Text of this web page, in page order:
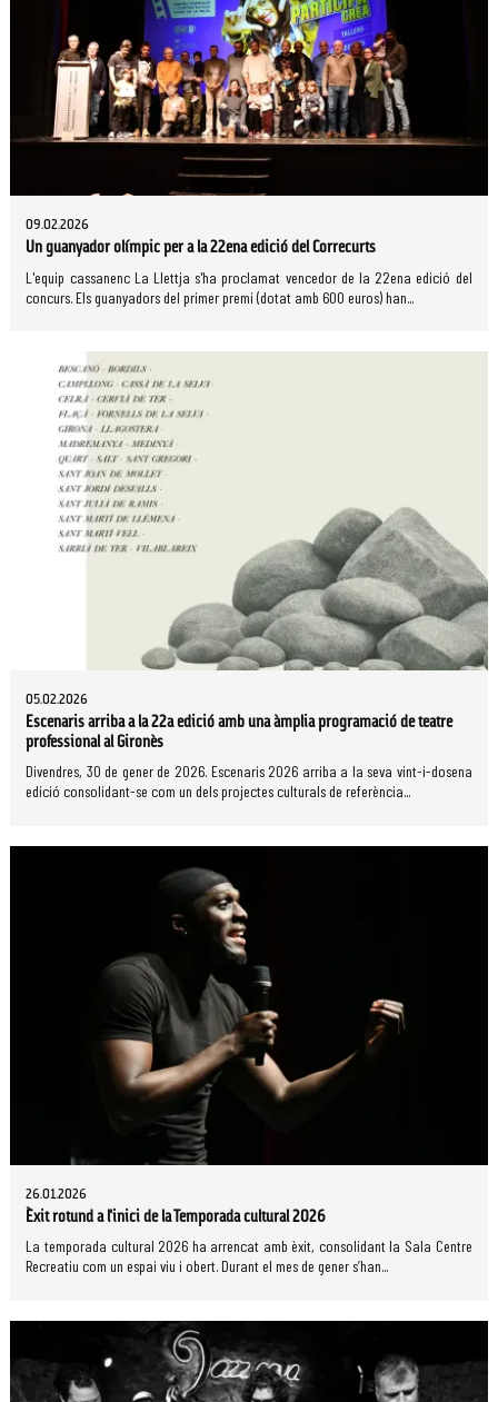
09.02.2026
Un guanyador olímpic per a la 22ena edició del Correcurts
L'equip cassanenc La Llettja s'ha proclamat vencedor de la 22ena edició del
concurs. Els guanyadors del primer premi (dotat amb 600 euros) han...
05.02.2026
Escenaris arriba a la 22a edició amb una àmplia programació de teatre
professional al Gironès
Divendres, 30 de gener de 2026. Escenaris 2026 arriba a la seva vint-i-dosena
edició consolidant-se com un dels projectes culturals de referència...
26.01.2026
Èxit rotund a l'inici de la Temporada cultural 2026
La temporada cultural 2026 ha arrencat amb èxit, consolidant la Sala Centre
Recreatiu com un espai viu i obert. Durant el mes de gener s’han...